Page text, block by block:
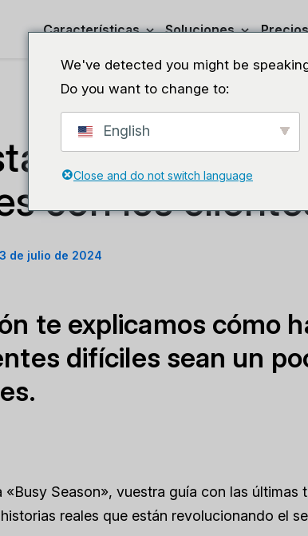
Características Soluciones Precios
límites
con los
de julio de 2024
te explicamos cómo
difíciles sean un
«Busy Season», vuestra guía con las últimas
reales que están revolucionando el
We've detected you might be
Do you want to change to:
English
Close and do not switch language